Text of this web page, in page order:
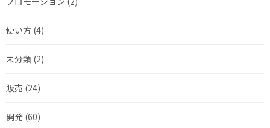
使い方 (4)
未分類 (2)
販売 (24)
開発 (60)